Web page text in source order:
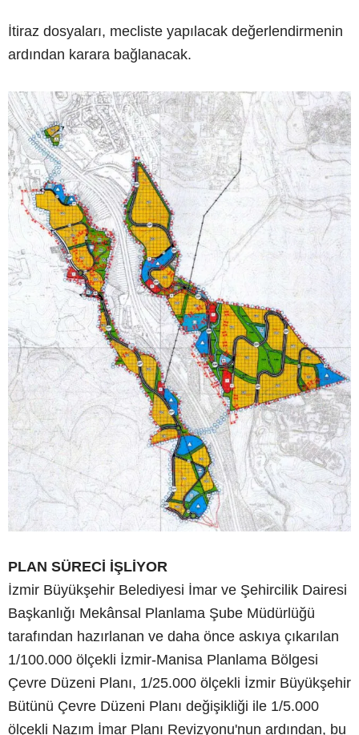
İtiraz dosyaları, mecliste yapılacak değerlendirmenin
ardından karara bağlanacak.
PLAN SÜRECİ İŞLİYOR
İzmir Büyükşehir Belediyesi İmar ve Şehircilik Dairesi
Başkanlığı Mekânsal Planlama Şube Müdürlüğü
tarafından hazırlanan ve daha önce askıya çıkarılan
1/100.000 ölçekli İzmir-Manisa Planlama Bölgesi
Çevre Düzeni Planı, 1/25.000 ölçekli İzmir Büyükşehir
Bütünü Çevre Düzeni Planı değişikliği ile 1/5.000
ölçekli Nazım İmar Planı Revizyonu'nun ardından, bu